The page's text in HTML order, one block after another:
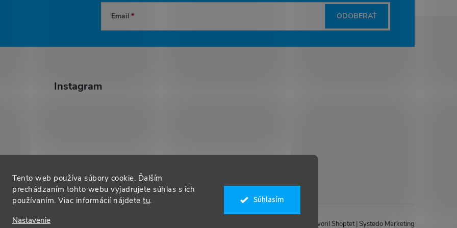
Tento web používa súbory cookie. Ďalším
prechádzaním tohto webu vyjadrujete súhlas s ich
používaním. Viac informácií nájdete tu.
Nastavenie
Súhlasím
Email ODOBERAŤ
Instagram
Sledovať na Instagrame
Vytvoril Shoptet|Systedo Marketing
. Všetky práva vyhradené.